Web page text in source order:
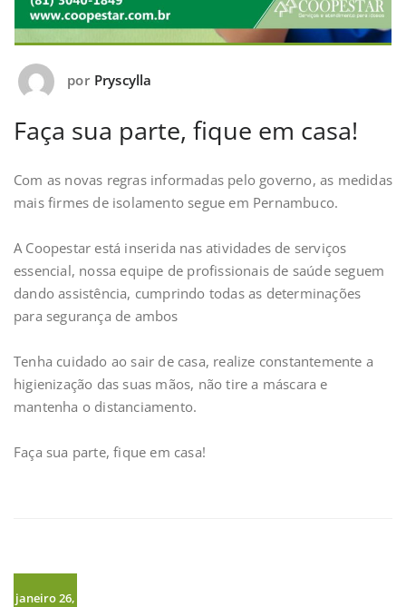
por Pryscylla
Faça sua parte, fique em casa!
Com as novas regras informadas pelo governo, as medidas
mais firmes de isolamento segue em Pernambuco.
A Coopestar está inserida nas atividades de serviços
essencial, nossa equipe de profissionais de saúde seguem
dando assistência, cumprindo todas as determinações
para segurança de ambos
Tenha cuidado ao sair de casa, realize constantemente a
higienização das suas mãos, não tire a máscara e
mantenha o distanciamento.
Faça sua parte, fique em casa!
janeiro 26,